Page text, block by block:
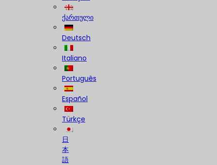
ქართული
Deutsch
Italiano
Português
Español
Türkçe
日
本
語